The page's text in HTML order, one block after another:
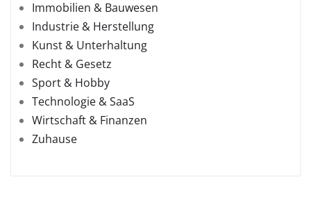
Immobilien & Bauwesen
Industrie & Herstellung
Kunst & Unterhaltung
Recht & Gesetz
Sport & Hobby
Technologie & SaaS
Wirtschaft & Finanzen
Zuhause